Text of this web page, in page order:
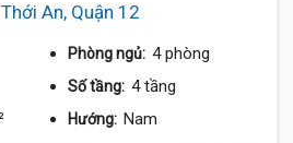
An, Quận 12
Phòng ngủ: 4 phòng
Số tầng: 4 tầng
Hướng: Nam